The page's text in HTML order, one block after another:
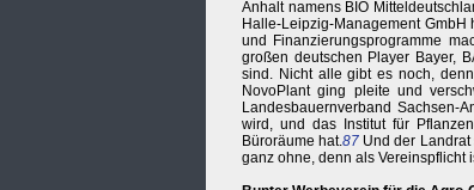
Anhalt namens BIO
Halle-Leipzig-Management
und Finanzierungsprogramme
großen deutschen Player Bayer,
sind. Nicht alle gibt es noch,
NovoPlant ging pleite und
Landesbauernverband Sachsen-
wird, und das Institut für
Büroräume hat.87 Und der
ganz ohne, denn als Vereinspflicht